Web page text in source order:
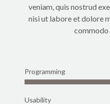
veniam, quis nostrud
nisi ut labore et dolore
commodo
Programming
Usability